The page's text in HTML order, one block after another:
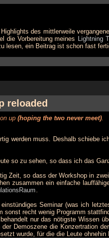
des mittlerweile
die Vorbereitung meines Lightning
ein Beitrag ist schon fast
reloaded
up (hoping the two never meet)
werden muss. Deshalb schiebe
so zu sehen, so dass ich das
Zeit, so dass der Workshop in
zusammen ein einfache
Seminar (was ich
recht wenig Programm
nur das nötigste Wissen
Demoszene die Konzertration
wurde, für die die Leute ohnehin